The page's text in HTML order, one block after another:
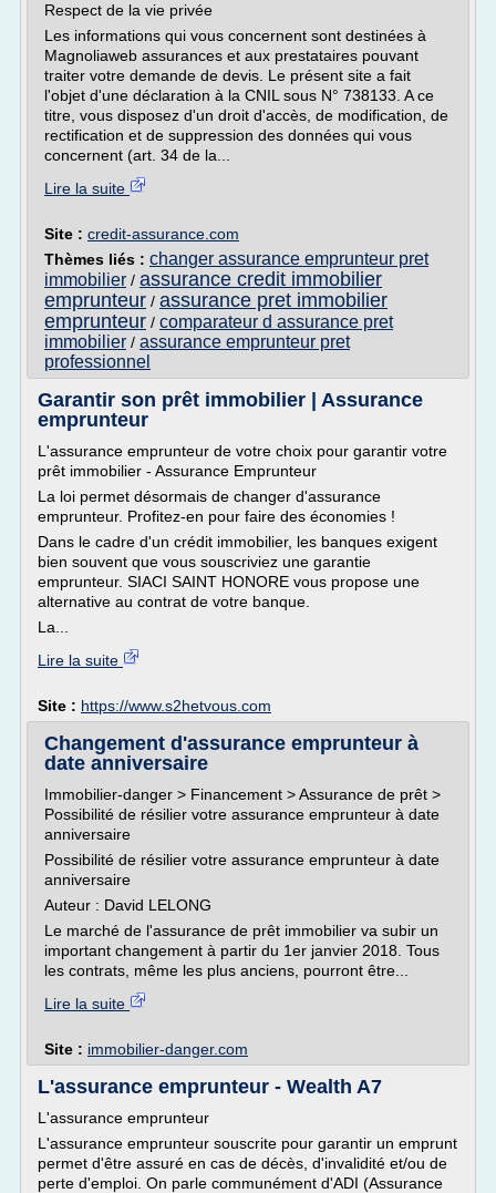
Respect de la vie privée
Les informations qui vous concernent sont destinées à
Magnoliaweb assurances et aux prestataires pouvant
traiter votre demande de devis. Le présent site a fait
l'objet d'une déclaration à la CNIL sous N° 738133. A ce
titre, vous disposez d'un droit d'accès, de modification, de
rectification et de suppression des données qui vous
concernent (art. 34 de la...
Lire la suite
Site : credit-assurance.com
Thèmes liés : changer assurance emprunteur pret
immobilier / assurance credit immobilier
emprunteur / assurance pret immobilier
emprunteur / comparateur d assurance pret
immobilier / assurance emprunteur pret
professionnel
Garantir son prêt immobilier | Assurance
emprunteur
L'assurance emprunteur de votre choix pour garantir votre
prêt immobilier - Assurance Emprunteur
La loi permet désormais de changer d'assurance
emprunteur. Profitez-en pour faire des économies !
Dans le cadre d'un crédit immobilier, les banques exigent
bien souvent que vous souscriviez une garantie
emprunteur. SIACI SAINT HONORE vous propose une
alternative au contrat de votre banque.
La...
Lire la suite
Site : https://www.s2hetvous.com
Changement d'assurance emprunteur à
date anniversaire
Immobilier-danger > Financement > Assurance de prêt >
Possibilité de résilier votre assurance emprunteur à date
anniversaire
Possibilité de résilier votre assurance emprunteur à date
anniversaire
Auteur : David LELONG
Le marché de l'assurance de prêt immobilier va subir un
important changement à partir du 1er janvier 2018. Tous
les contrats, même les plus anciens, pourront être...
Lire la suite
Site : immobilier-danger.com
L'assurance emprunteur - Wealth A7
L'assurance emprunteur
L'assurance emprunteur souscrite pour garantir un emprunt
permet d'être assuré en cas de décès, d'invalidité et/ou de
perte d'emploi. On parle communément d'ADI (Assurance